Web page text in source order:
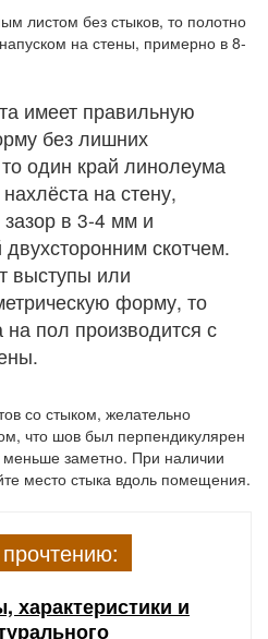
листом без стыков, то полотно
на стены, примерно в 8-
имеет правильную
без лишних
один край линолеума
на стену,
в 3-4 мм и
скотчем.
выступы или
форму, то
пол производится с
со стыком, желательно
что шов был перпендикулярен
меньше заметно. При наличии
место стыка вдоль помещения.
и